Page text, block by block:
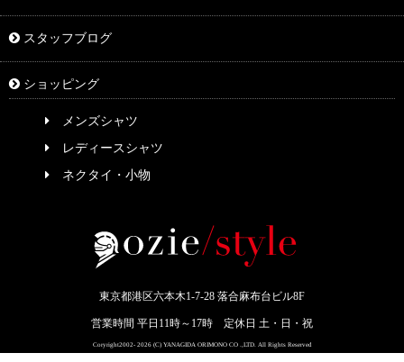
スタッフブログ
ショッピング
メンズシャツ
レディースシャツ
ネクタイ・小物
東京都港区六本木1-7-28 落合麻布台ビル8F
営業時間 平日11時～17時 定休日 土・日・祝
Coryright2002- 2026 (C) YANAGIDA ORIMONO CO .,LTD. All Rights Reserved